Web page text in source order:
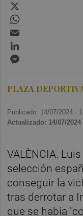
PLAZA
Publicado: 14/07/2024 ·
Actualizado: 14/07/2024
VALÈNCIA.
selección
conseguir la
tras derrotar a
que se había